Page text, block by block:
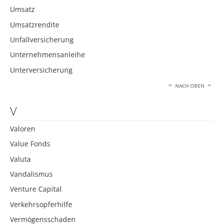
Umsatz
Umsatzrendite
Unfallversicherung
Unternehmensanleihe
Unterversicherung
NACH OBEN
V
Valoren
Value Fonds
Valuta
Vandalismus
Venture Capital
Verkehrsopferhilfe
Vermögensschaden